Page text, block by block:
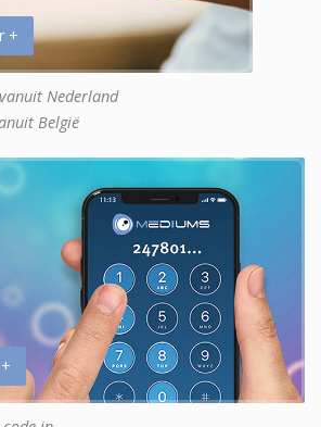
+
vanuit Nederland
België